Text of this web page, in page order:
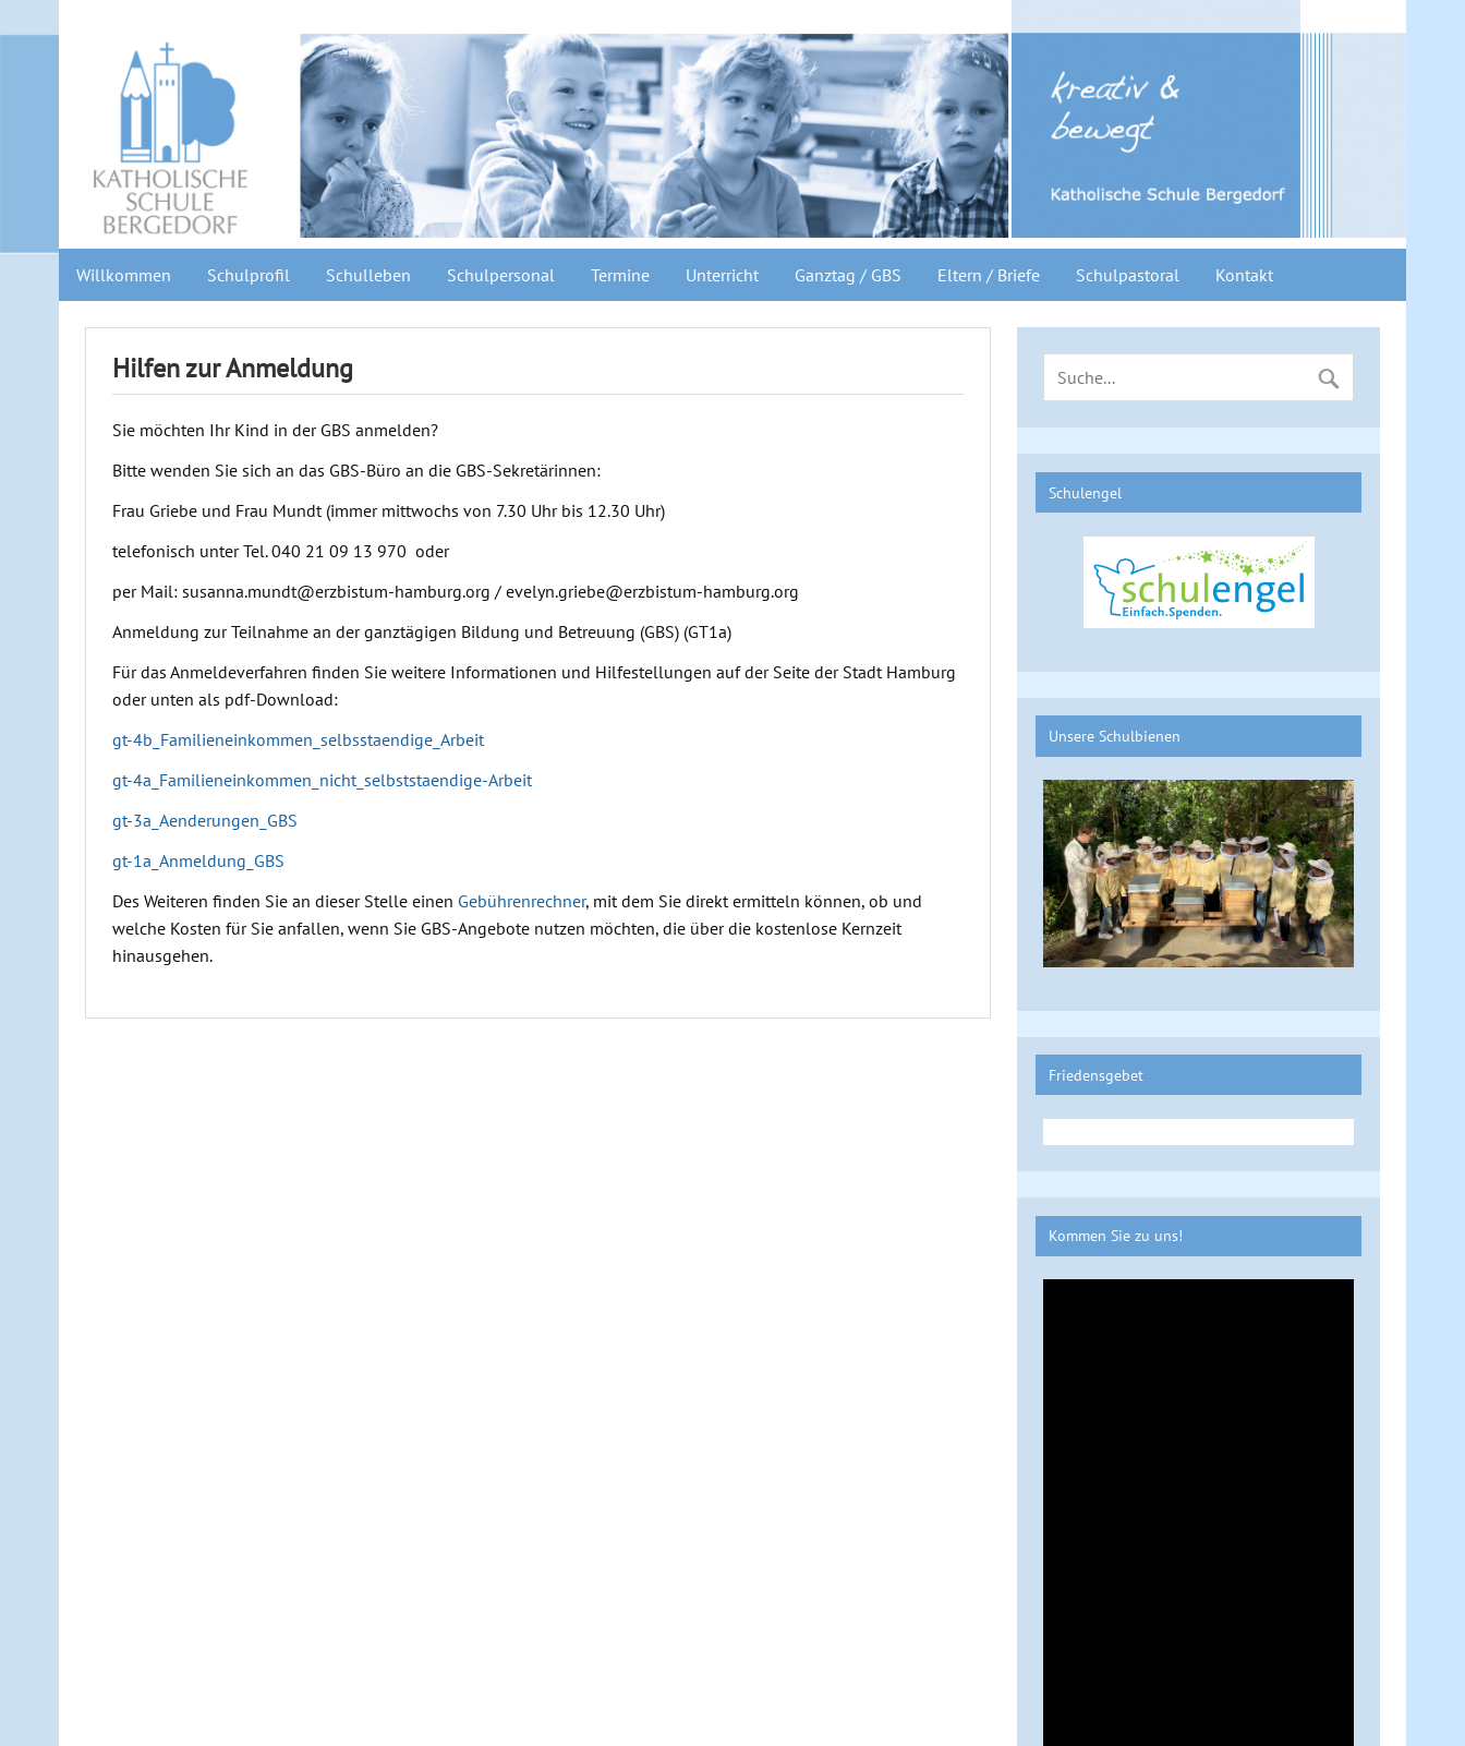
Willkommen Schulprofil Schulleben Schulpersonal Termine Unterricht Ganztag / GBS Eltern / Briefe Schulpastoral Kontakt
Hilfen zur Anmeldung
Sie möchten Ihr Kind in der GBS anmelden?
Bitte wenden Sie sich an das GBS-Büro an die GBS-Sekretärinnen:
Frau Griebe und Frau Mundt (immer mittwochs von 7.30 Uhr bis 12.30 Uhr)
telefonisch unter Tel. 040 21 09 13 970 oder
per Mail: susanna.mundt@erzbistum-hamburg.org / evelyn.griebe@erzbistum-hamburg.org
Anmeldung zur Teilnahme an der ganztägigen Bildung und Betreuung (GBS) (GT1a)
Für das Anmeldeverfahren finden Sie weitere Informationen und Hilfestellungen auf der Seite der Stadt Hamburg
oder unten als pdf-Download:
gt-4b_Familieneinkommen_selbsstaendige_Arbeit
gt-4a_Familieneinkommen_nicht_selbststaendige-Arbeit
gt-3a_Aenderungen_GBS
gt-1a_Anmeldung_GBS
Des Weiteren finden Sie an dieser Stelle einen Gebührenrechner, mit dem Sie direkt ermitteln können, ob und
welche Kosten für Sie anfallen, wenn Sie GBS-Angebote nutzen möchten, die über die kostenlose Kernzeit
hinausgehen.
Schulengel
Unsere Schulbienen
Friedensgebet
Kommen Sie zu uns!